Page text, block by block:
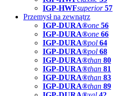
IGP-HWFsuperior 57
Przemysł na zewnątrz
IGP-DURA®one 56
IGP-DURA®one 66
IGP-DURA®pol 64
IGP-DURA®pol 68
IGP-DURA®than 80
IGP-DURA®than 81
IGP-DURA®than 83
IGP-DURA®than 89